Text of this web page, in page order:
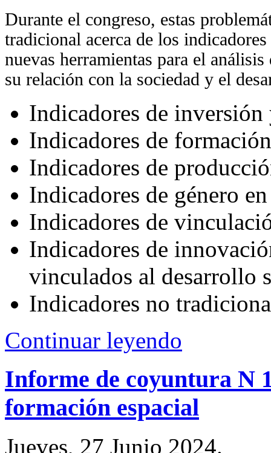
Durante el congreso, estas
tradicional acerca de los
nuevas herramientas para el
su relación con la sociedad y el
Indicadores de
Indicadores de
Indicadores de
Indicadores de género
Indicadores de
Indicadores de
vinculados al desarrollo
Indicadores no
Continuar leyendo
Informe de coyuntura N
formación espacial
Jueves, 27 Junio 2024.